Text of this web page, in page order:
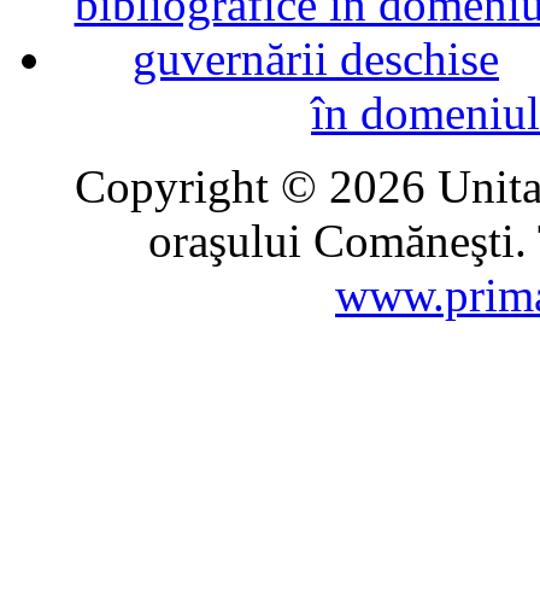
în
Copyright © 2026
oraşului